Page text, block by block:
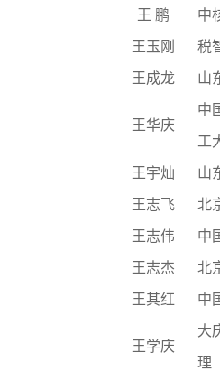
王 鹏 中
王玉刚 税
王成龙 山
王华庆
中
工
王宇灿 山
王志飞 北
王志伟 中
王志杰 北
王其红 中
王学庆
大
理